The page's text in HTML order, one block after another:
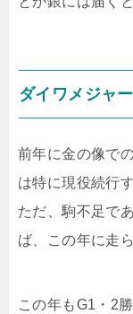
ダイワメジャー
前年に金の像で
は特に現役続行
ただ、駒不足で
ば、この年に走
この年もG1・2